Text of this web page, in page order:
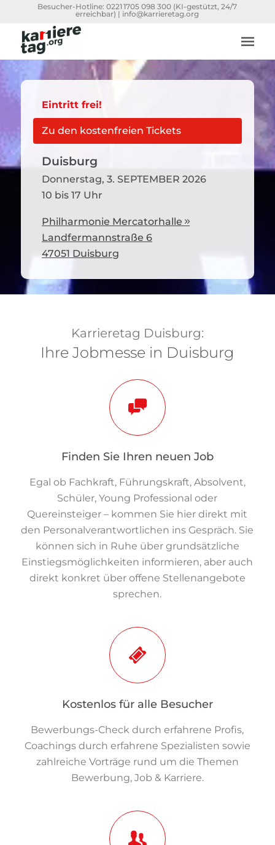
Besucher-Hotline:0221 1705 098 300 (KI-gestützt, 24/7
erreichbar) | info@karrieretag.org
Eintritt frei!
Zu den kostenfreien Tickets
Duisburg
Donnerstag, 3. SEPTEMBER 2026
10 bis 17 Uhr
Philharmonie Mercatorhalle 
Landfermannstraße 6
47051 Duisburg
Karrieretag Duisburg:
Ihre Jobmesse in Duisburg
Finden Sie Ihren neuen Job
Egal ob Fachkraft, Führungskraft, Absolvent,
Schüler, Young Professional oder
Quereinsteiger – kommen Sie hier direkt mit
den Personalverantwortlichen ins Gespräch. Sie
können sich in Ruhe über grundsätzliche
Einstiegsmöglichkeiten informieren, aber auch
direkt konkret über offene Stellenangebote
sprechen.
Kostenlos für alle Besucher
Bewerbungs-Check durch erfahrene Profis,
Coachings durch erfahrene Spezialisten sowie
zahlreiche Vorträge rund um die Themen
Bewerbung, Job & Karriere.